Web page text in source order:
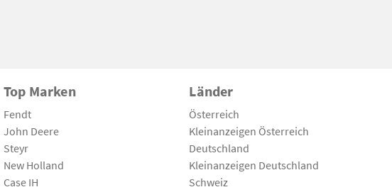
Top Marken
Fendt
John Deere
Steyr
New Holland
Case IH
Länder
Österreich
Kleinanzeigen Österreich
Deutschland
Kleinanzeigen Deutschland
Schweiz